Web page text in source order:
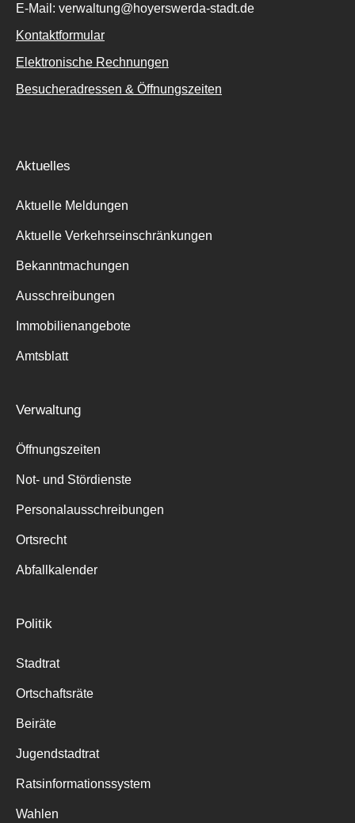
E-Mail: verwaltung@hoyerswerda-stadt.de
Kontaktformular
Elektronische Rechnungen
Besucheradressen & Öffnungszeiten
Aktuelles
Aktuelle Meldungen
Aktuelle Verkehrseinschränkungen
Bekanntmachungen
Ausschreibungen
Immobilienangebote
Amtsblatt
Verwaltung
Öffnungszeiten
Not- und Stördienste
Personalausschreibungen
Ortsrecht
Abfallkalender
Politik
Stadtrat
Ortschaftsräte
Beiräte
Jugendstadtrat
Ratsinformationssystem
Wahlen